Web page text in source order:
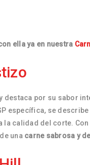
ella ya en nuestra
destaca por su sabor
específica, se
calidad del corte. Con
una carne sabrosa y